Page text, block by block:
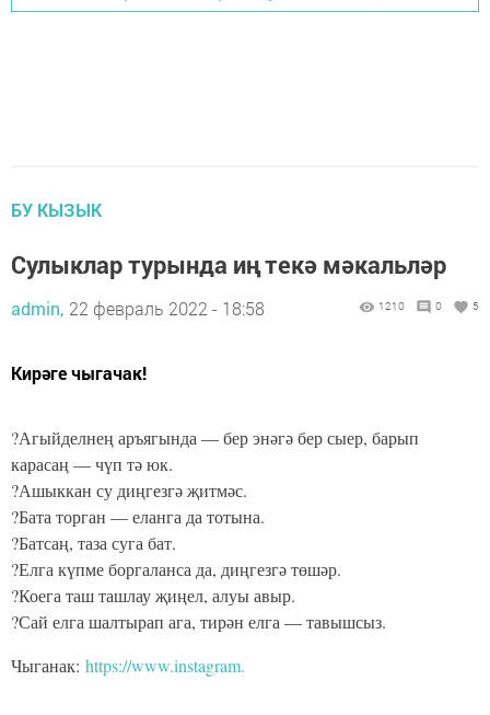
БУ КЫЗЫК
Сулыклар турында иң текә мәкальләр
admin, 22 февраль 2022 - 18:58 1210 0 5
Кирәге чыгачак!
?Агыйделнең аръягында — бер энәгә бер сыер, барып
карасаң — чүп тә юк.
?Ашыккан су диңгезгә җитмәс.
?Бата торган — еланга да тотына.
?Батсаң, таза суга бат.
?Елга күпме боргаланса да, диңгезгә төшәр.
?Коега таш ташлау җиңел, алуы авыр.
?Сай елга шалтырап ага, тирән елга — тавышсыз.
Чыганак: https://www.instagram.